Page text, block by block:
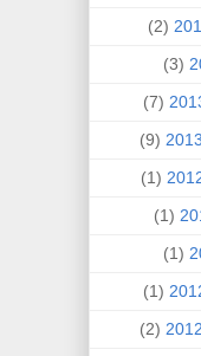
(2)
(3)
(7)
(9)
(1)
(1)
(1)
(1)
(2)